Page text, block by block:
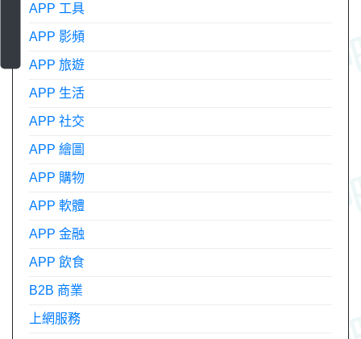
APP 工具
APP 影頻
APP 旅遊
APP 生活
APP 社交
APP 繪圖
APP 購物
APP 軟體
APP 金融
APP 飲食
B2B 商業
上網服務